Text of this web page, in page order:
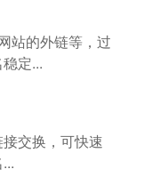
站的外链等，过
定...
交换，可快速